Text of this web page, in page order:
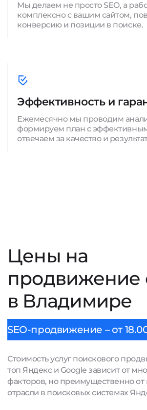
Мы делаем не просто SEO, а
комплексно с вашим сайтом,
конверсию и позиции в поиске.
Эффективность и
Ежемесячно мы проводим
формируем план с
отвечаем за качество и
Цены на
продвижение
в Владимире
SEO-продвижение – от
Стоимость услуг поискового
топ Яндекс и Google зависит от
факторов, но преимущественно
отрасли в поисковых системах